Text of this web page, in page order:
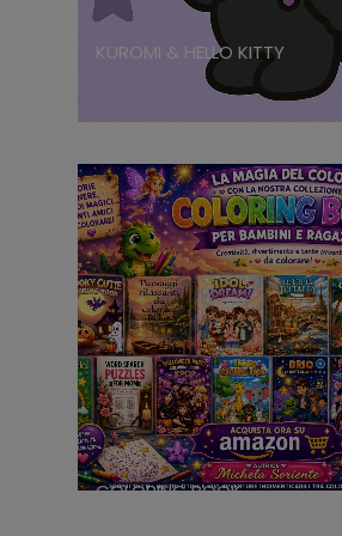
KUROMI & HELLO KITTY
COLORING BOOK